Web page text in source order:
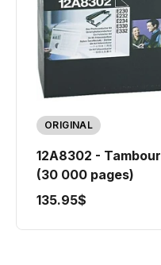
ORIGINAL
12A8302 -
(30 000 pages)
135.95$